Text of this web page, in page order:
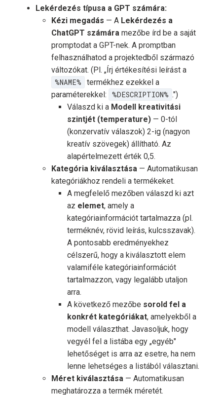
Lekérdezés típusa a GPT számára:
Kézi megadás — A Lekérdezés a
ChatGPT számára mezőbe írd be a saját
promptodat a GPT-nek. A promptban
felhasználhatod a projektedből származó
változókat. (Pl. „Írj értékesítési leírást a
%NAME%
termékhez ezekkel a
paraméterekkel:
%DESCRIPTION% .")
Válaszd ki a Modell kreativitási
szintjét (temperature) — 0-tól
(konzervatív válaszok) 2-ig (nagyon
kreatív szövegek) állítható. Az
alapértelmezett érték 0,5.
Kategória kiválasztása — Automatikusan
kategóriákhoz rendeli a termékeket.
A megfelelő mezőben válaszd ki azt
az elemet, amely a
kategóriainformációt tartalmazza (pl.
terméknév, rövid leírás, kulcsszavak).
A pontosabb eredményekhez
célszerű, hogy a kiválasztott elem
valamiféle kategóriainformációt
tartalmazzon, vagy legalább utaljon
arra.
A következő mezőbe sorold fel a
konkrét kategóriákat, amelyekből a
modell választhat. Javasoljuk, hogy
vegyél fel a listába egy „egyéb"
lehetőséget is arra az esetre, ha nem
lenne lehetséges a listából választani.
Méret kiválasztása — Automatikusan
meghatározza a termék méretét.